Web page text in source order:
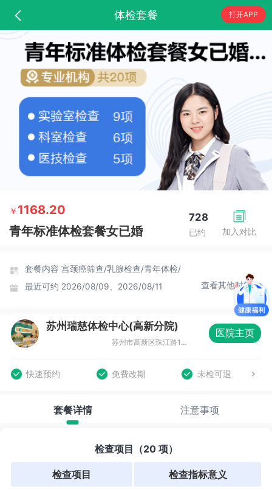
体检套餐 打开APP
加入对比
728
已约
￥ 1168.20
青年标准体检套餐女已婚
套餐内容 宫颈癌筛查/乳腺检查/青年体检/
最近可约 2026/08/09、2026/08/11 查看其他时间
苏州瑞慈体检中心(高新分院)
苏州市高新区珠江路117号创新中心大厦B座4-5F
医院主页
快速预约 免费改期 未检可退
套餐详情 注意事项
检查项目（20 项）
检查项目 检查指标意义